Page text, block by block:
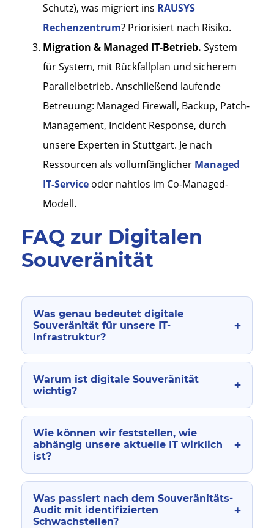
Schutz), was migriert ins RAUSYS
Rechenzentrum? Priorisiert nach Risiko.
Migration & Managed IT-Betrieb. System
für System, mit Rückfallplan und sicherem
Parallelbetrieb. Anschließend laufende
Betreuung: Managed Firewall, Backup, Patch-
Management, Incident Response, durch
unsere Experten in Stuttgart. Je nach
Ressourcen als vollumfänglicher Managed
IT-Service oder nahtlos im Co-Managed-
Modell.
FAQ zur Digitalen
Souveränität
Was genau bedeutet digitale
Souveränität für unsere IT-
Infrastruktur?
+
Warum ist digitale Souveränität
wichtig?
+
Wie können wir feststellen, wie
abhängig unsere aktuelle IT wirklich
ist?
+
Was passiert nach dem Souveränitäts-
Audit mit identifizierten
Schwachstellen?
+